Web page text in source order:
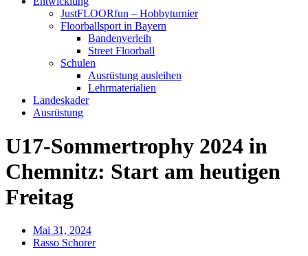
JustFLOORfun – Hobbyturnier
Floorballsport in Bayern
Bandenverleih
Street Floorball
Schulen
Ausrüstung ausleihen
Lehrmaterialien
Landeskader
Ausrüstung
U17-Sommertrophy 2024 in
Chemnitz: Start am heutigen
Freitag
Mai 31, 2024
Rasso Schorer